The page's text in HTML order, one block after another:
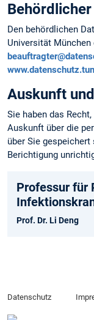
Den behördlichen
Universität München
Auskunft
Sie haben das
Auskunft über die
über Sie
Berichtigung
Professur für
Prof. Dr. Li Deng
Datenschutz